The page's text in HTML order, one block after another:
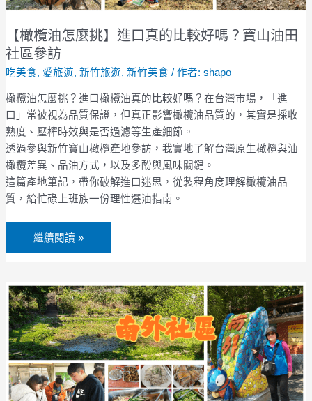
【橄欖油怎麼挑】進口真的比較好嗎？寶山油田
社區參訪
吃美食, 愛旅遊, 新竹旅遊, 新竹美食 / 作者: shapo
橄欖油怎麼挑？進口橄欖油真的比較好嗎？在台灣市場，「進
口」常被視為品質保證，但真正影響橄欖油品質的，其實是採收
熟度、壓榨時效與是否過濾等生產細節。
透過參與新竹寶山橄欖產地參訪，我實地了解台灣原生橄欖與油
橄欖差異、品油方式，以及多酚與風味關鍵。
這篇產地筆記，帶你破解進口迷思，從製程角度理解橄欖油品
質，給忙碌上班族一份理性選油指南。
的
比
較
好
嗎？
寶
山
油
田
社
區
參
繼續閱讀 »
新
竹
北
埔
南
外
蝶